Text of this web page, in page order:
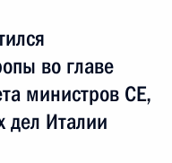
во главе
министров СЕ,
дел Италии